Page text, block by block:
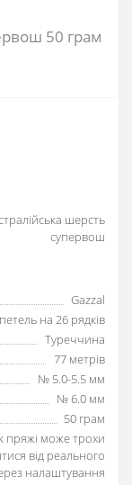
50 грам
шерсть
супервош
Gazzal
на 26 рядків
Туреччина
77 метрів
№ 5.0-5.5 мм
№ 6.0 мм
50 грам
пряжі може трохи
від реального
налаштування